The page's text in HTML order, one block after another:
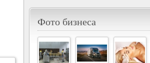
Фото бизнеса